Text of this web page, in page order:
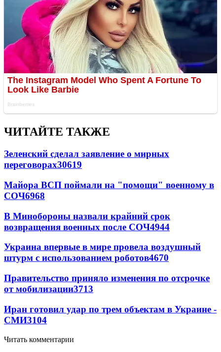
ЧИТАЙТЕ ТАКЖЕ
Зеленский сделал заявление о мирных
переговорах30619
Майора ВСП поймали на "помощи" военному в
СОЧ6968
В Минобороны назвали крайний срок
возвращения военных после СОЧ4944
Украина впервые в мире провела воздушный
штурм с использованием роботов4670
Правительство приняло изменения по отсрочке
от мобилизации3713
Иран готовил удар по трем объектам в Украине -
СМИ3104
Читать комментарии